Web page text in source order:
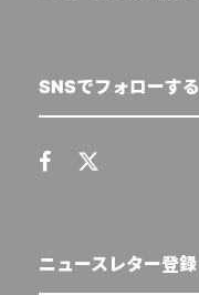
SNSでフォローする
ニュースレター登録